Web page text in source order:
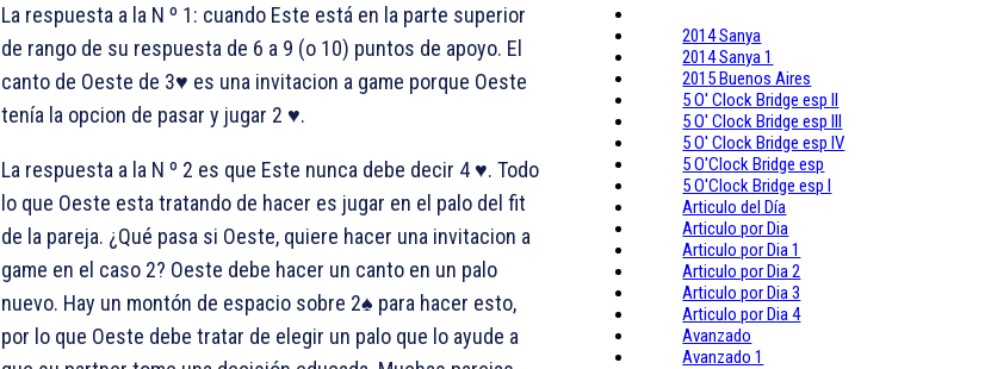
La respuesta a la N º 1: cuando Este está en la parte superior
de rango de su respuesta de 6 a 9 (o 10) puntos de apoyo. El
canto de Oeste de 3♥ es una invitacion a game porque Oeste
tenía la opcion de pasar y jugar 2 ♥.
La respuesta a la N º 2 es que Este nunca debe decir 4 ♥. Todo
lo que Oeste esta tratando de hacer es jugar en el palo del fit
de la pareja. ¿Qué pasa si Oeste, quiere hacer una invitacion a
game en el caso 2? Oeste debe hacer un canto en un palo
nuevo. Hay un montón de espacio sobre 2♠ para hacer esto,
por lo que Oeste debe tratar de elegir un palo que lo ayude a
2014 Sanya
2014 Sanya 1
2015 Buenos Aires
5 O' Clock Bridge esp II
5 O' Clock Bridge esp III
5 O' Clock Bridge esp IV
5 O'Clock Bridge esp
5 O'Clock Bridge esp I
Articulo del Día
Articulo por Dia
Articulo por Dia 1
Articulo por Dia 2
Articulo por Dia 3
Articulo por Dia 4
Avanzado
Avanzado 1